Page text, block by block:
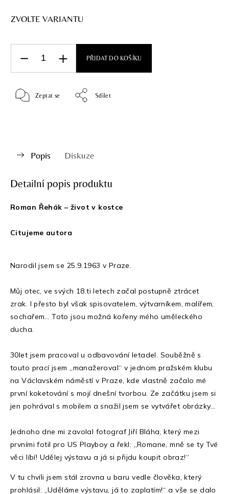
ZVOLTE VARIANTU
PŘIDAT DO KOŠÍKU
Zeptat se Sdílet
Popis Diskuze
Detailní popis produktu
Roman Řehák – život v kostce
Citujeme autora
Narodil jsem se 25.9.1963 v Praze.
Můj otec, ve svých 18.ti letech začal postupně ztrácet
zrak. I přesto byl však spisovatelem, výtvarníkem, malířem,
sochařem… Toto jsou možná kořeny mého uměleckého
ducha.
30let jsem pracoval u odbavování letadel. Souběžně s
touto prací jsem „manažeroval“ v jednom pražském klubu
na Václavském náměstí v Praze, kde vlastně začalo mé
první koketování s mojí dnešní tvorbou. Ze začátku jsem si
jen pohrával s mobilem a snažil jsem se vytvářet obrázky…
Jednoho dne mi zavolal fotograf Jiří Bláha, který mezi
prvními fotil pro US Playboy a řekl: „Romane, mně se ty Tvé
věci líbí! Udělej výstavu a já si přijdu koupit obraz!“
V tu chvíli jsem stál zrovna u baru vedle člověka, který
prohlásil: „Uděláme výstavu, já to zaplatím!“ a vše se dalo